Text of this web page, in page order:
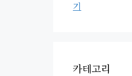
기
카테고리